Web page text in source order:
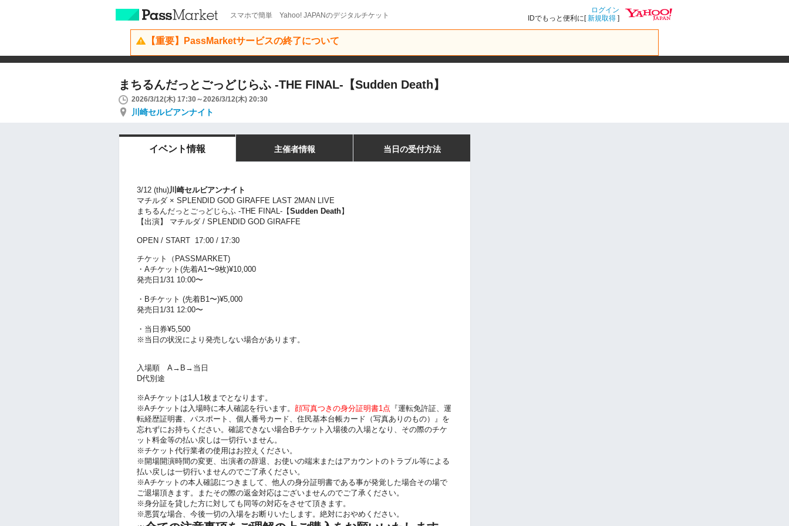
スマホで簡単 Yahoo! JAPANのデジタルチケット
ログイン
IDでもっと便利に[新規取得 ]
【重要】PassMarketサービスの終了について
まちるんだっとごっどじらふ -THE FINAL-【Sudden Death】
2026/3/12(木) 17:30～2026/3/12(木) 20:30
川崎セルビアンナイト
イベント情報 主催者情報 当日の受付方法
3/12 (thu)川崎セルビアンナイト
マチルダ × SPLENDID GOD GIRAFFE LAST 2MAN LIVE
まちるんだっとごっどじらふ -THE FINAL-【Sudden Death】
【出演】 マチルダ / SPLENDID GOD GIRAFFE
OPEN / START 17:00 / 17:30
チケット（PASSMARKET)
・Aチケット(先着A1〜9枚)¥10,000
発売日1/31 10:00〜
・Bチケット (先着B1〜)¥5,000
発売日1/31 12:00〜
・当日券¥5,500
※当日の状況により発売しない場合があります。
入場順 A→B→当日
D代別途
※Aチケットは1人1枚までとなります。
※Aチケットは入場時に本人確認を行います。 顔写真つきの身分証明書1点 『運転免許証、運
転経歴証明書、パスポート、個人番号カード、住民基本台帳カード（写真ありのもの）』を
忘れずにお持ちください。確認できない場合Bチケット入場後の入場となり、その際のチケ
ット料金等の払い戻しは一切行いません。
※チケット代行業者の使用はお控えください。
※開場開演時間の変更、出演者の辞退、お使いの端末またはアカウントのトラブル等による
払い戻しは一切行いませんのでご了承ください。
※Aチケットの本人確認につきまして、他人の身分証明書である事が発覚した場合その場で
ご退場頂きます。またその際の返金対応はございませんのでご了承ください。
※身分証を貸した方に対しても同等の対応をさせて頂きます。
※悪質な場合、今後一切の入場をお断りいたします。絶対におやめください。